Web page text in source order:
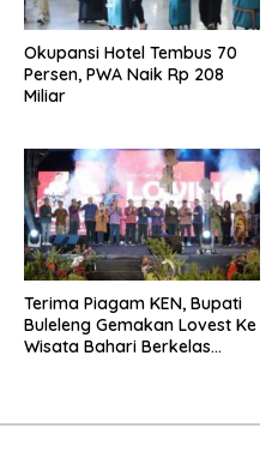
Okupansi Hotel Tembus 70
Persen, PWA Naik Rp 208
Miliar
Terima Piagam KEN, Bupati
Buleleng Gemakan Lovest Ke
Wisata Bahari Berkelas